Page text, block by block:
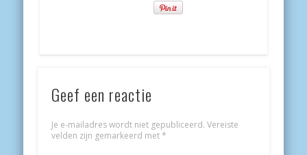
Geef een reactie
Je e-mailadres wordt niet gepubliceerd. Vereiste
velden zijn gemarkeerd met*